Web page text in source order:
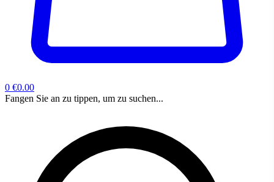
0 €0.00
Fangen Sie an zu tippen, um zu suchen...